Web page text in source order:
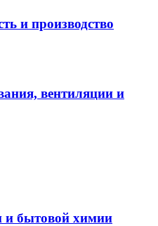
и производство
вентиляции и
и бытовой химии